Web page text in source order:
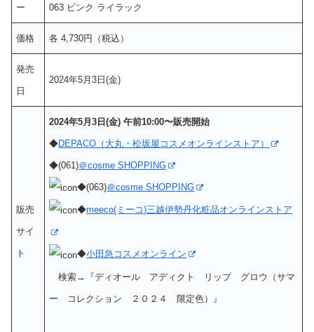
ー 063 ピンク ライラック
価格 各 4,730円（税込）
発売
日
2024年5月3日(金)
販売
サイ
ト
2024年5月3日(金) 午前10:00〜販売開始
◆DEPACO（大丸・松坂屋コスメオンラインストア）
◆(061)＠cosme SHOPPING
◆(063)＠cosme SHOPPING
◆meeco(ミーコ)三越伊勢丹化粧品オンラインストア
◆小田急コスメオンライン
検索→『ディオール アディクト リップ グロウ（サマ
ー コレクション ２０２４ 限定色）』